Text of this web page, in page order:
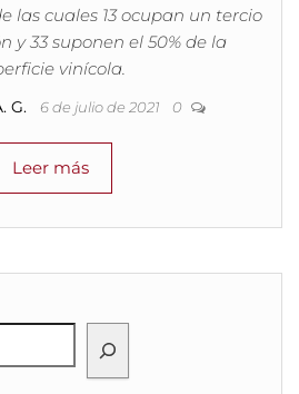
las cuales 13 ocupan un tercio
y 33 suponen el 50% de la
vinícola.
G. 6 de julio de 2021 0
Leer más